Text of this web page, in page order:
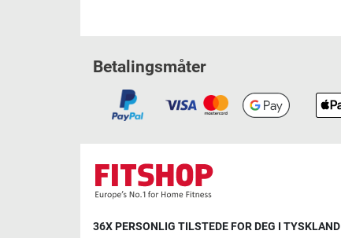
Betalingsmåter
36X PERSONLIG TILSTEDE FOR DEG I TYSKLAND